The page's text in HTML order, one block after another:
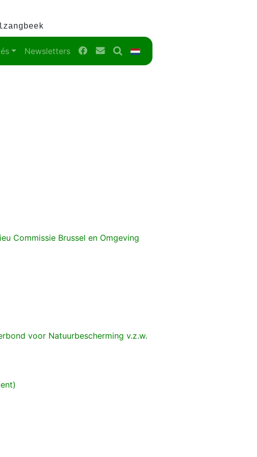
Newsletters Facebook
ContactSearchNL
Commissie Brussel en Omgeving
voor Natuurbescherming v.z.w.